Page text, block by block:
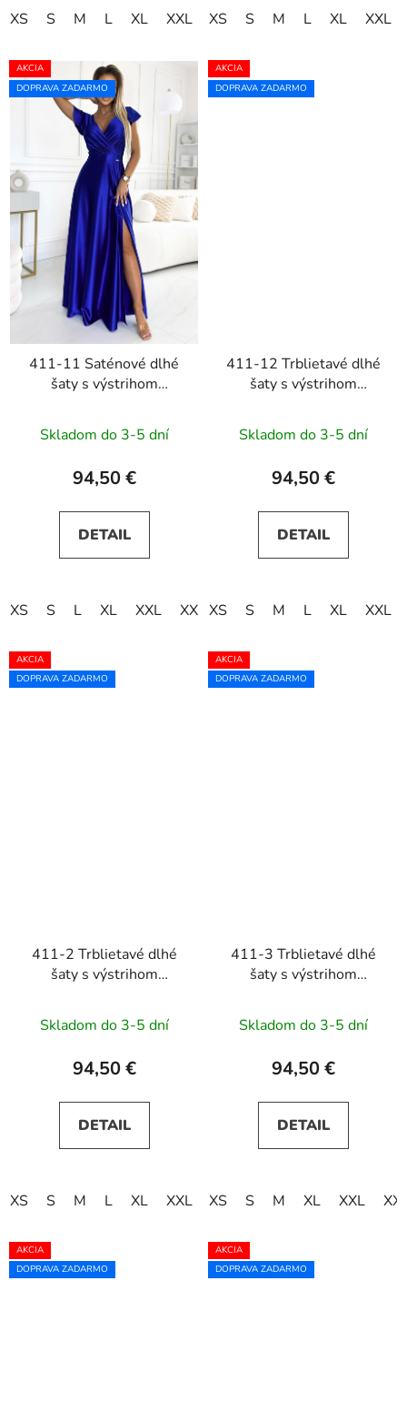
XS S M L XL XXL XXXL
XS S M L XL XXL
AKCIA
DOPRAVA ZADARMO
411-11 Saténové dlhé
šaty s výstrihom
Skladom do 3-5 dní
94,50 €
DETAIL
XS S L XL XXL XXXL
AKCIA
DOPRAVA ZADARMO
411-12 Trblietavé dlhé
šaty s výstrihom
Skladom do 3-5 dní
94,50 €
DETAIL
XS S M L XL XXL
AKCIA
DOPRAVA ZADARMO
411-2 Trblietavé dlhé
šaty s výstrihom
Skladom do 3-5 dní
94,50 €
DETAIL
XS S M L XL XXL XXXL
AKCIA
DOPRAVA ZADARMO
411-3 Trblietavé dlhé
šaty s výstrihom
tmavomodré
Skladom do 3-5 dní
94,50 €
DETAIL
XS S M XL XXL
AKCIA
DOPRAVA ZADARMO
AKCIA
DOPRAVA ZADARMO